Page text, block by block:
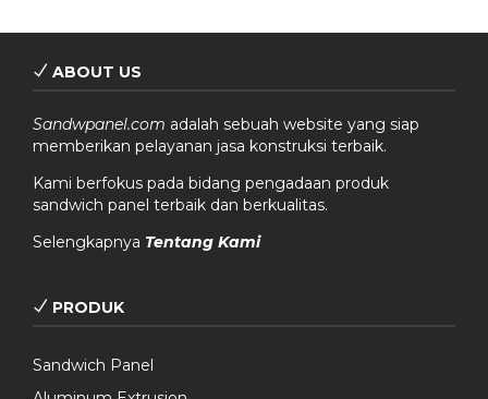
ABOUT US
Sandwpanel.com adalah sebuah website yang siap
memberikan pelayanan jasa konstruksi terbaik.
Kami berfokus pada bidang pengadaan produk
sandwich panel terbaik dan berkualitas.
Selengkapnya Tentang Kami
PRODUK
Sandwich Panel